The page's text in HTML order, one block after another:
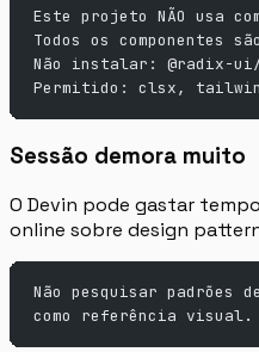
Este projeto NÃO usa
Todos os componentes
Não instalar: @radix-
Permitido: clsx,
Sessão demora muito
O Devin pode gastar
online sobre design
Não pesquisar padrões
como referência